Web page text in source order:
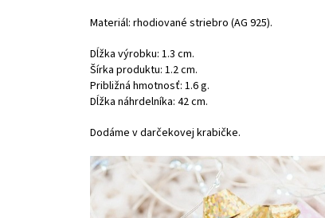
Materiál: rhodiované striebro (AG 925).
Dĺžka výrobku: 1.3 cm.
Šírka produktu: 1.2 cm.
Približná hmotnosť: 1.6 g.
Dĺžka náhrdelníka: 42 cm.
Dodáme v darčekovej krabičke.